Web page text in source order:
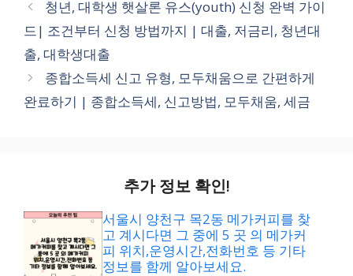
청년, 대학생 햇살론 유스(youth) 신청 완벽 가이
드| 조건부터 신청 방법까지 | 대출, 저금리, 청년대
출, 대학생대출
종합소득세 신고 유형, 모두채움으로 간편하게
완료하기 | 종합소득세, 신고방법, 모두채움, 세금
추가 정보 확인!
서울시 양천구 목2동 메가커피를 찾
고 계시다면 그 중에 5 곳 의 메가커
피 위치,운영시간,전화번호 등 기타
정보를 함께 알아보세요.